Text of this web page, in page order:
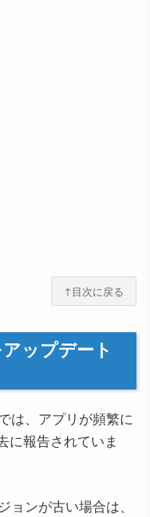
↑目次に戻る
ップデート
は、アプリが頻繁に
に報告されていま
ョンが古い場合は、